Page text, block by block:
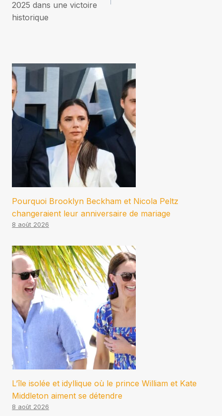
2025 dans une victoire
historique
Pourquoi Brooklyn Beckham et Nicola Peltz
changeraient leur anniversaire de mariage
8 août 2026
L’île isolée et idyllique où le prince William et Kate
Middleton aiment se détendre
8 août 2026